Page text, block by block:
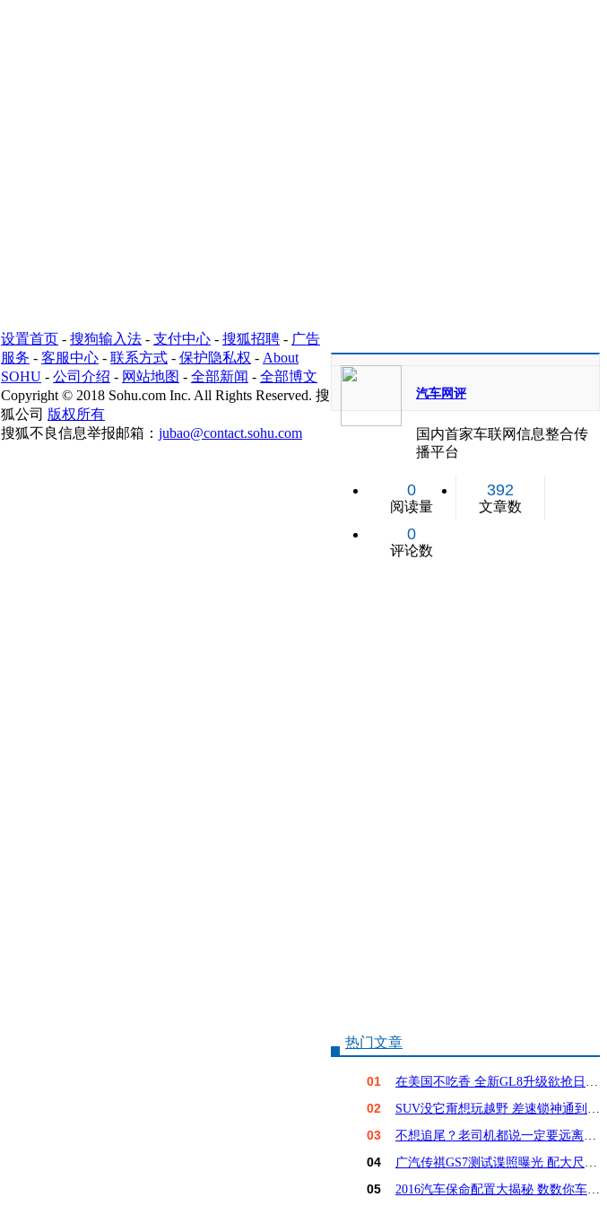
汽车网评
国内首家车联网信息整合传
播平台
0
阅读量
392
文章数
0
评论数
热门文章
01 在美国不吃香 全新GL8升级欲抢日系饭碗？
02 SUV没它甭想玩越野 差速锁神通到底有多大？
03 不想追尾？老司机都说一定要远离这6种车！
04 广汽传祺GS7测试谍照曝光 配大尺寸屏幕
05 2016汽车保命配置大揭秘 数数你车占几样？
设置首页 - 搜狗输入法 - 支付中心 - 搜狐招聘 - 广告
服务 - 客服中心 - 联系方式 - 保护隐私权 - About
SOHU - 公司介绍 - 网站地图 - 全部新闻 - 全部博文
Copyright © 2018 Sohu.com Inc. All Rights Reserved. 搜
狐公司 版权所有
搜狐不良信息举报邮箱： jubao@contact.sohu.com